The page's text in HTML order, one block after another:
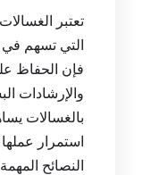
تعتبر
التي تسهم في
فإن الحفاظ
والإرشادات
بالغسالات
استمرار
النصائح